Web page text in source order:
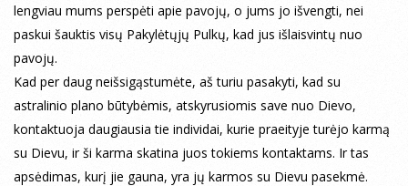
lengviau mums perspėti apie pavojų, o jums jo išvengti, nei
paskui šauktis visų Pakylėtųjų Pulkų, kad jus išlaisvintų nuo
pavojų.
Kad per daug neišsigąstumėte, aš turiu pasakyti, kad su
astralinio plano būtybėmis, atskyrusiomis save nuo Dievo,
kontaktuoja daugiausia tie individai, kurie praeityje turėjo karmą
su Dievu, ir ši karma skatina juos tokiems kontaktams. Ir tas
apsėdimas, kurį jie gauna, yra jų karmos su Dievu pasekmė.